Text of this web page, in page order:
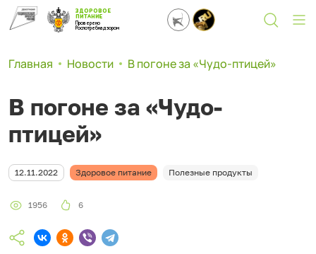
ЗДОРОВОЕ
ПИТАНИЕ
Проверено
Роспотребнадзором
Главная Новости В погоне за «Чудо-птицей»
В погоне за «Чудо-
птицей»
12.11.2022 Здоровое питание Полезные продукты
1956 6